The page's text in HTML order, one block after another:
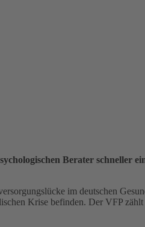
Berater schneller
im deutschen
Krise befinden. Der VFP